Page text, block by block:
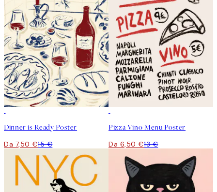
Dinner is Ready Poster
Da 7,50 €15 €
Pizza Vino Menu Poster
Da 6,50 €13 €